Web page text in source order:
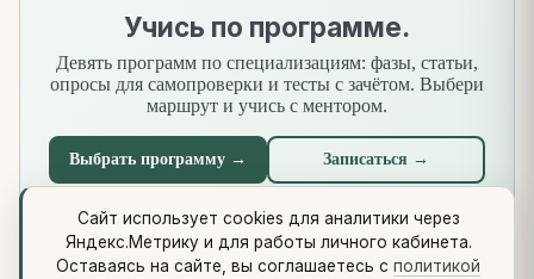
Учись по программе.
Девять программ по специализациям: фазы, статьи,
опросы для самопроверки и тесты с зачётом. Выбери
маршрут и учись с ментором.
Выбрать программу → Записаться →
Что нового Стандарты Сквозной кейс
Методология (Use Case Pattern)
Сайт использует cookies для аналитики через
Яндекс.Метрику и для работы личного кабинета.
Оставаясь на сайте, вы соглашаетесь с политикой